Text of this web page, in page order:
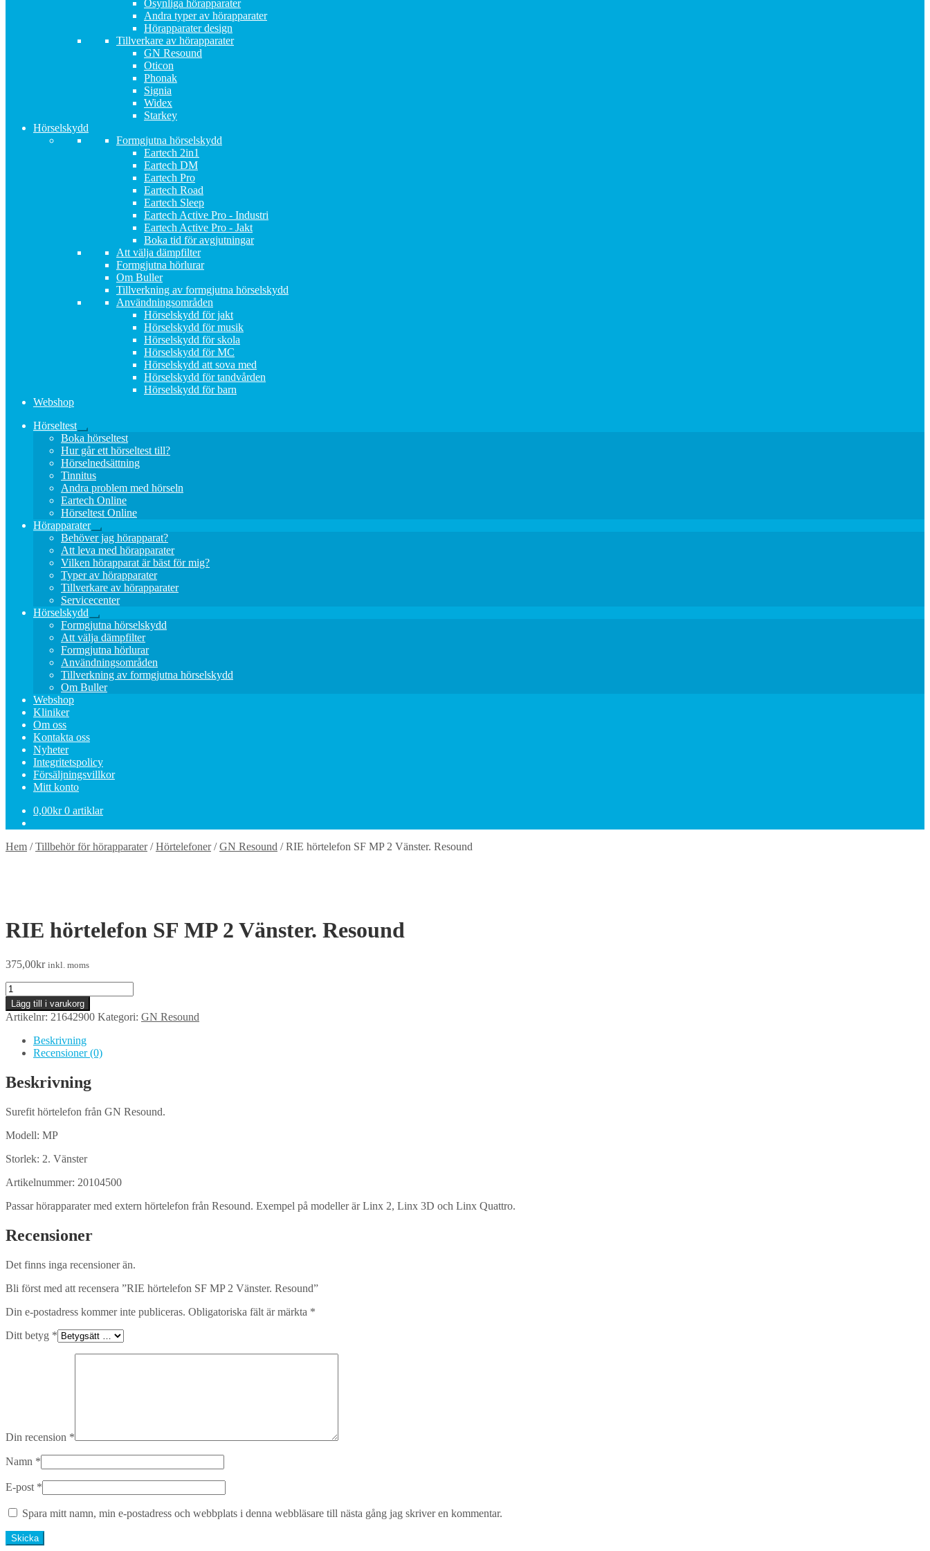
Osynliga hörapparater
Andra typer av hörapparater
Hörapparater design
Tillverkare av hörapparater
GN Resound
Oticon
Phonak
Signia
Widex
Starkey
Hörselskydd
Formgjutna hörselskydd
Eartech 2in1
Eartech DM
Eartech Pro
Eartech Road
Eartech Sleep
Eartech Active Pro - Industri
Eartech Active Pro - Jakt
Boka tid för avgjutningar
Att välja dämpfilter
Formgjutna hörlurar
Om Buller
Tillverkning av formgjutna hörselskydd
Användningsområden
Hörselskydd för jakt
Hörselskydd för musik
Hörselskydd för skola
Hörselskydd för MC
Hörselskydd att sova med
Hörselskydd för tandvården
Hörselskydd för barn
Webshop
Hörseltest
Expandera
undermeny
Boka hörseltest
Hur går ett hörseltest till?
Hörselnedsättning
Tinnitus
Andra problem med hörseln
Eartech Online
Hörseltest Online
Hörapparater
Expandera
undermeny
Behöver jag hörapparat?
Att leva med hörapparater
Vilken hörapparat är bäst för mig?
Typer av hörapparater
Tillverkare av hörapparater
Servicecenter
Hörselskydd
Expandera
undermeny
Formgjutna hörselskydd
Att välja dämpfilter
Formgjutna hörlurar
Användningsområden
Tillverkning av formgjutna hörselskydd
Om Buller
Webshop
Kliniker
Om oss
Kontakta oss
Nyheter
Integritetspolicy
Försäljningsvillkor
Mitt konto
0,00kr 0 artiklar
Hem /Tillbehör för hörapparater/Hörtelefoner/GN Resound /RIE hörtelefon SF MP 2 Vänster. Resound
RIE hörtelefon SF MP 2 Vänster. Resound
375,00kr inkl. moms
RIE
hörtelefon
SF
MP
Vänster.
Resound
mängd
Lägg till i varukorg
Artikelnr: 21642900 Kategori: GN Resound
Beskrivning
Recensioner (0)
Beskrivning
Surefit hörtelefon från GN Resound.
Modell: MP
Storlek: 2. Vänster
Artikelnummer: 20104500
Passar hörapparater med extern hörtelefon från Resound. Exempel på modeller är Linx 2, Linx 3D och Linx Quattro.
Recensioner
Det finns inga recensioner än.
Bli först med att recensera ”RIE hörtelefon SF MP 2 Vänster. Resound”
Din e-postadress kommer inte publiceras. Obligatoriska fält är märkta *
Ditt betyg *
Din recension *
Namn *
E-post *
Spara mitt namn, min e-postadress och webbplats i denna webbläsare till nästa gång jag skriver en kommentar.